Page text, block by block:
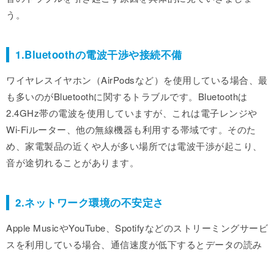
う。
1.Bluetoothの電波干渉や接続不備
ワイヤレスイヤホン（AirPodsなど）を使用している場合、最
も多いのがBluetoothに関するトラブルです。Bluetoothは
2.4GHz帯の電波を使用していますが、これは電子レンジや
Wi-Fiルーター、他の無線機器も利用する帯域です。そのた
め、家電製品の近くや人が多い場所では電波干渉が起こり、
音が途切れることがあります。
2.ネットワーク環境の不安定さ
Apple MusicやYouTube、Spotifyなどのストリーミングサービ
スを利用している場合、通信速度が低下するとデータの読み